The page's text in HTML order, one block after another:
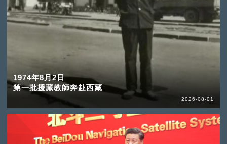
1974年8月2日
第一批援藏教師奔赴西藏
2026-08-01